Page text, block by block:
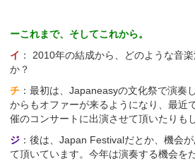
ーこれまで、そしてこれから。
イ ： 2010年の結成から、どのような音
か？
チ ：最初は、Japaneasyの文化祭で演奏
からもオファーが来るようになり、最近
催のコンサートに出演させて頂いたりも
ジ ：後は、Japan Festivalだとか、機会
て頂いています。今年は演奏する機会を